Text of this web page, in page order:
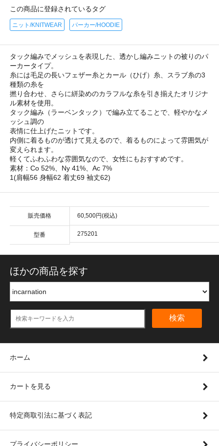
この商品に登録されているタグ
ニット/KNITWEAR パーカー/HOODIE
タック編みでメッシュを表現した、透かし編みニットの被りのパ
ーカータイプ。
糸には毛足の長いフェザー糸とカール（ひげ）糸、スラブ糸の3
種類の糸を
撚り合わせ、さらに絣染めのカラフルな糸を引き揃えたオリジナ
ル素材を使用。
タック編み（ラーベンタック）で編み立てることで、軽やかなメ
ッシュ調の
表情に仕上げたニットです。
内側に着るものが透けて見えるので、着るものによって雰囲気が
変えられます。
軽くてふわふわな雰囲気なので、女性にもおすすめです。
素材：Co 52%、Ny 41%、Ac 7%
1(肩幅56 身幅62 着丈69 袖丈62)
販売価格 60,500円(税込)
型番 275201
ほかの商品を探す
検索
ホーム
カートを見る
特定商取引法に基づく表記
プライバシーポリシー